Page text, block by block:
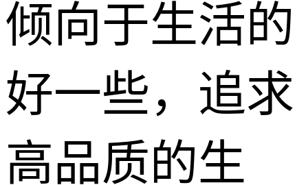
倾向于生活的
好一些，追求
高品质的生